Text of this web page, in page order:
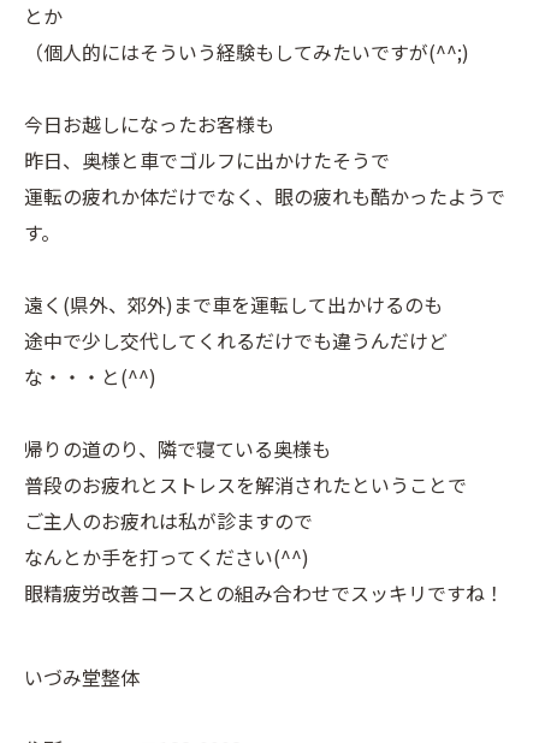
とか
（個人的にはそういう経験もしてみたいですが(^^;)
今日お越しになったお客様も
昨日、奥様と車でゴルフに出かけたそうで
運転の疲れか体だけでなく、眼の疲れも酷かったようで
す。
遠く(県外、郊外)まで車を運転して出かけるのも
途中で少し交代してくれるだけでも違うんだけど
な・・・と(^^)
帰りの道のり、隣で寝ている奥様も
普段のお疲れとストレスを解消されたということで
ご主人のお疲れは私が診ますので
なんとか手を打ってください(^^)
眼精疲労改善コースとの組み合わせでスッキリですね！
いづみ堂整体